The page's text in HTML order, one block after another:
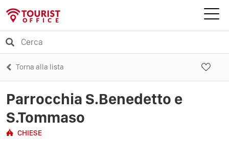
Torna alla lista
Parrocchia S.Benedetto e
S.Tommaso
CHIESE